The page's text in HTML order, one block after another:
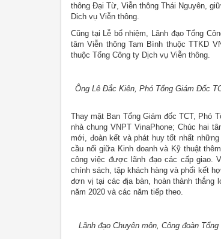
thông Đại Từ, Viễn thông Thái Nguyên,
Dich vụ Viễn thông.
Cũng tại Lễ bổ nhiệm, Lãnh đạo Tổng
tâm Viễn thông Tam Bình thuộc TTKD
thuộc Tổng Công ty Dịch vụ Viễn thông.
Ông Lê Đắc Kiên, Phó Tổng Giám Đốc
Thay mặt Ban Tổng Giám đốc TCT, Phó
nhà chung VNPT VinaPhone; Chúc hai
mới, đoàn kết và phát huy tốt nhất
cầu nối giữa Kinh doanh và Kỹ thuật
công việc được lãnh đạo các cấp giao.
chính sách, tập khách hàng và phối kết
đơn vị tại các địa bàn, hoàn thành thắng
năm 2020 và các năm tiếp theo.
Lãnh đạo Chuyên môn, Công đoàn